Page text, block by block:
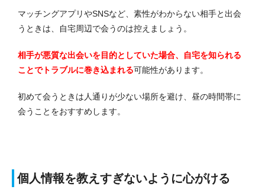
マッチングアプリやSNSなど、素性がわからない相手と出会
うときは、自宅周辺で会うのは控えましょう。
相手が悪質な出会いを目的としていた場合、自宅を知られる
ことでトラブルに巻き込まれる可能性があります。
初めて会うときは人通りが少ない場所を避け、昼の時間帯に
会うことをおすすめします。
個人情報を教えすぎないように心がける